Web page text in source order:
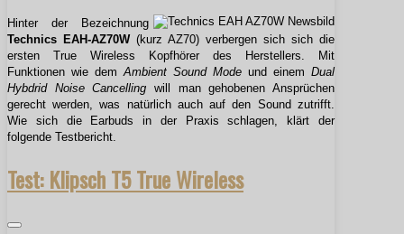
Hinter der Bezeichnung
Technics EAH-AZ70W(kurz AZ70) verbergen sich sich die
ersten True Wireless Kopfhörer des Herstellers. Mit
Funktionen wie dem Ambient Sound Modeund einem Dual
Hybdrid Noise Cancelling will man gehobenen Ansprüchen
gerecht werden, was natürlich auch auf den Sound zutrifft.
Wie sich die Earbuds in der Praxis schlagen, klärt der
folgende Testbericht.
Test: Klipsch T5 True Wireless